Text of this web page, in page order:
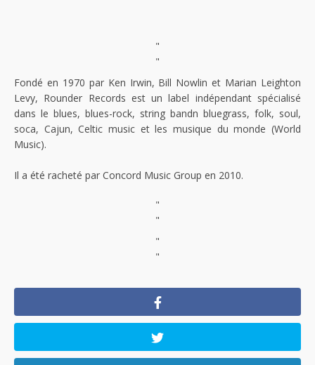
"
"
Fondé en 1970 par Ken Irwin, Bill Nowlin et Marian Leighton
Levy, Rounder Records est un label indépendant spécialisé
dans le blues, blues-rock, string bandn bluegrass, folk, soul,
soca, Cajun, Celtic music et les musique du monde (World
Music).
Il a été racheté par Concord Music Group en 2010.
"
"
"
"